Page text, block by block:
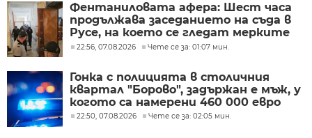
Фентаниловата афера: Шест часа
продължава заседанието на съда в
Русе, на което се гледат мерките
на задържаните
22:56, 07.08.2026 Чете се за: 01:07 мин.
Гонка с полицията в столичния
квартал "Борово", задържан е мъж, у
когото са намерени 460 000 евро
22:50, 07.08.2026 Чете се за: 02:05 мин.